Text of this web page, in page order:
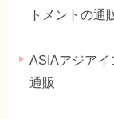
トメントの通
ASIAアジアイ
通販